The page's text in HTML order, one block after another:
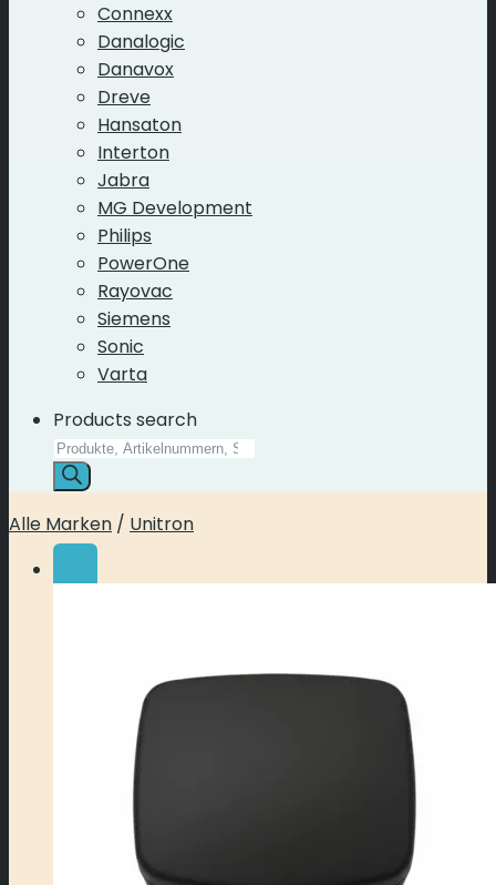
Connexx
Danalogic
Danavox
Dreve
Hansaton
Interton
Jabra
MG Development
Philips
PowerOne
Rayovac
Siemens
Sonic
Varta
Products search
Alle Marken / Unitron